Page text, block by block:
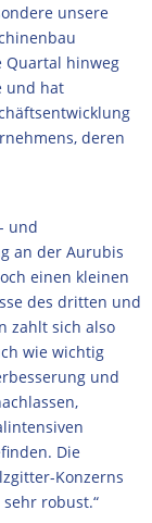
unsere
Quartal hinweg
und hat
deren
und
an der Aurubis
einen kleinen
des dritten und
zahlt sich also
wie wichtig
und
Die
Konzerns
robust.“